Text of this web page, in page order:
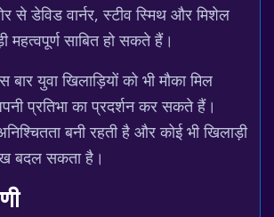
से डेविड वार्नर, स्टीव स्मिथ और मिशेल
महत्वपूर्ण साबित हो सकते हैं।
युवा खिलाड़ियों को भी मौका मिल
प्रतिभा का प्रदर्शन कर सकते हैं।
बनी रहती है और कोई भी खिलाड़ी
बदल सकता है।